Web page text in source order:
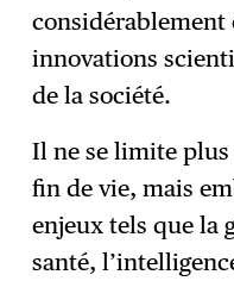
considérablement
innovations
de la société.
Il ne se limite plus
fin de vie, mais
enjeux tels que la
santé,